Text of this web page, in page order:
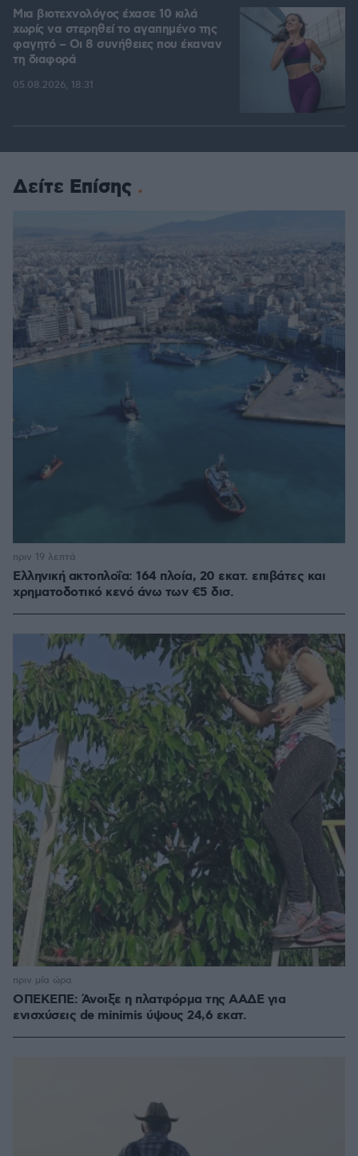
Μια βιοτεχνολόγος έχασε 10 κιλά
χωρίς να στερηθεί το αγαπημένο της
φαγητό – Οι 8 συνήθειες που έκαναν
τη διαφορά
05.08.2026, 18:31
Δείτε Επίσης
Ελληνική ακτοπλοΐα: 164 πλοία, 20 εκατ. επιβάτες και
χρηματοδοτικό κενό άνω των €5 δισ.
πριν 19 λεπτά
ΟΠΕΚΕΠΕ: Άνοιξε η πλατφόρμα της ΑΑΔΕ για
ενισχύσεις de minimis ύψους 24,6 εκατ.
πριν μία ώρα